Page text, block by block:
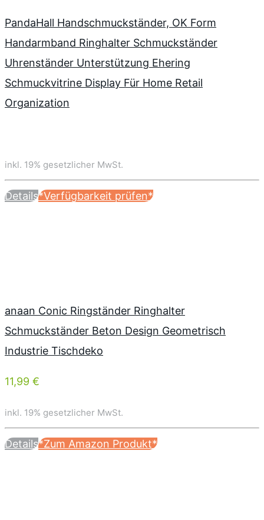
PandaHall Handschmuckständer, OK Form
Handarmband Ringhalter Schmuckständer
Uhrenständer Unterstützung Ehering
Schmuckvitrine Display Für Home Retail
Organization
inkl. 19% gesetzlicher MwSt.
Details*Verfügbarkeit prüfen*
anaan Conic Ringständer Ringhalter
Schmuckständer Beton Design Geometrisch
Industrie Tischdeko
11,99 €
inkl. 19% gesetzlicher MwSt.
Details*Zum Amazon Produkt*